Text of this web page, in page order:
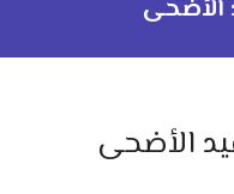
الأضحى
الأضحى